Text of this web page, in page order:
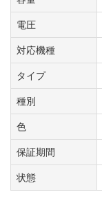
電圧
対応機種
タイプ
種別
色
保証期間
状態